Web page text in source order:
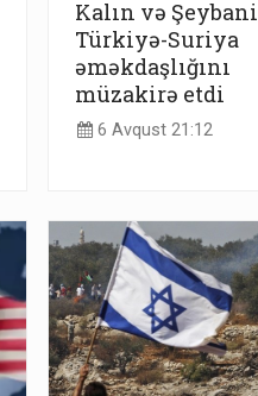
Kalın və Şeybani
Türkiyə-Suriya
əməkdaşlığını
müzakirə etdi
6 Avqust 21:12